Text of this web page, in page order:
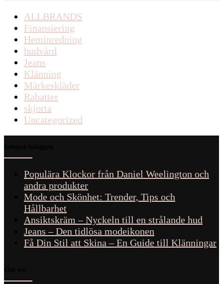
ALLBRANDS
Finansiering
Heminredning
hudvård
Jeans
Klänning
Märkeskläder
Rabatter
skjorta
Uncategorized
Populära Klockor från Daniel Weelington och
andra produkter
Mode och Skönhet: Trender, Tips och
Hållbarhet
Ansiktskräm – Nyckeln till en strålande hud
Jeans – Den tidlösa modeikonen
Få Din Stil att Skina – En Guide till Klänningar